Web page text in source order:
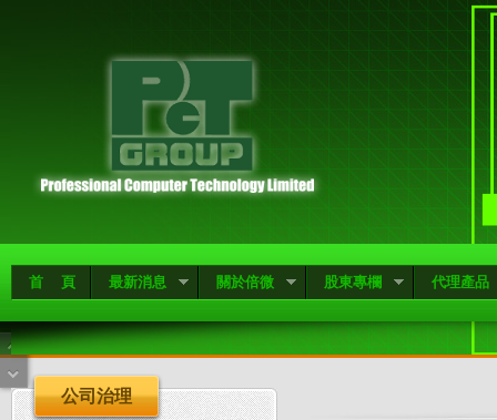
首 頁 最新消息 關於倍微 股東專欄 代理產品
公司治理